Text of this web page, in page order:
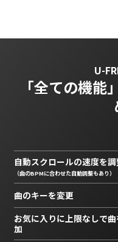
U-
「全ての機能
自動スクロールの速度を調
（曲のBPMに合わせた自動調整もあり）
曲のキーを変更
お気に入りに上限なしで曲
加